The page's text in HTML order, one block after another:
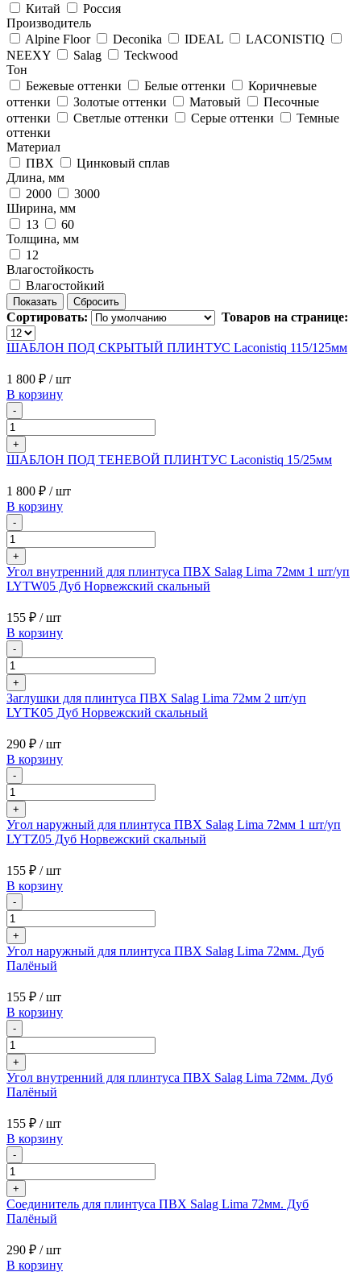
Китай
Россия
Производитель
Alpine Floor
Deconika IDEAL
LACONISTIQ
NEEXY
Salag
Teckwood
Тон
Бежевые оттенки
Белые оттенки
Коричневые
оттенки
Золотые оттенки Матовый
Песочные
оттенки
Светлые оттенки Серые оттенки
Темные
оттенки
Материал
ПВХ
Цинковый сплав
Длина, мм
2000
3000
Ширина, мм
13
60
Толщина, мм
12
Влагостойкость
Влагостойкий
Сортировать: Товаров на странице:
ШАБЛОН ПОД СКРЫТЫЙ ПЛИНТУС Laconistiq 115/125мм
1 800 ₽ / шт
В корзину
-
+
ШАБЛОН ПОД ТЕНЕВОЙ ПЛИНТУС Laconistiq 15/25мм
1 800 ₽ / шт
В корзину
-
+
Угол внутренний для плинтуса ПВХ Salag Lima 72мм 1 шт/уп
LYTW05 Дуб Норвежский скальный
155 ₽ / шт
В корзину
-
+
Заглушки для плинтуса ПВХ Salag Lima 72мм 2 шт/уп
LYTK05 Дуб Норвежский скальный
290 ₽ / шт
В корзину
-
+
Угол наружный для плинтуса ПВХ Salag Lima 72мм 1 шт/уп
LYTZ05 Дуб Норвежский скальный
155 ₽ / шт
В корзину
-
+
Угол наружный для плинтуса ПВХ Salag Lima 72мм. Дуб
Палёный
155 ₽ / шт
В корзину
-
+
Угол внутренний для плинтуса ПВХ Salag Lima 72мм. Дуб
Палёный
155 ₽ / шт
В корзину
-
+
Соединитель для плинтуса ПВХ Salag Lima 72мм. Дуб
Палёный
290 ₽ / шт
В корзину